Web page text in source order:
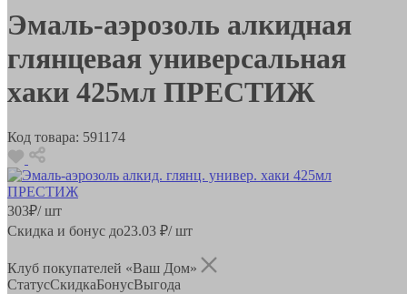
Эмаль-аэрозоль алкидная
глянцевая универсальная
хаки 425мл ПРЕСТИЖ
Код товара: 591174
303₽/ шт
Скидка и бонус до23.03 ₽/ шт
Клуб покупателей «Ваш Дом»
СтатусСкидкаБонусВыгода